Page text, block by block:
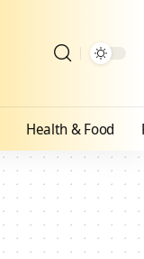
Health & Food